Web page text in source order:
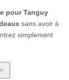
pour Tanguy
sans avoir à
simplement